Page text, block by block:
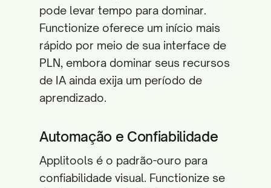
pode levar tempo para dominar.
Functionize oferece um início mais
rápido por meio de sua interface de
PLN, embora dominar seus recursos
de IA ainda exija um período de
aprendizado.
Automação e Confiabilidade
Applitools é o padrão-ouro para
confiabilidade visual. Functionize se